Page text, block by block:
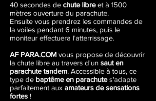
40 secondes de chute libreet à 1500
mètres ouverture du parachute.
Ensuite vous prendrez les commandes de
la voiles pendant 6 minutes, puis le
moniteur effectuera l'atterrissage.
AF PARA.COM vous propose de découvrir
la chute libre au travers d'un saut en
parachute tandem. Accessible à tous, ce
type de baptême en parachutes'adapte
parfaitement aux amateurs de sensations
fortes !